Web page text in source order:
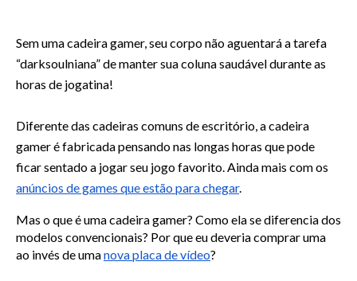
Sem uma cadeira gamer, seu corpo não aguentará a tarefa
“darksoulniana” de manter sua coluna saudável durante as
horas de jogatina!
Diferente das cadeiras comuns de escritório, a cadeira
gamer é fabricada pensando nas longas horas que pode
ficar sentado a jogar seu jogo favorito. Ainda mais com os
anúncios de games que estão para chegar.
Mas o que é uma cadeira gamer? Como ela se diferencia dos
modelos convencionais? Por que eu deveria comprar uma
ao invés de umanova placa de vídeo?